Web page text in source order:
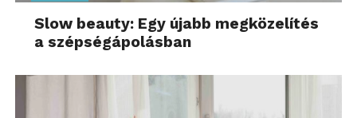
Slow beauty: Egy újabb megközelítés
a szépségápolásban